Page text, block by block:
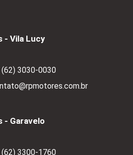
- Vila Lucy
(62) 3030-0030
- Garavelo
(62) 3300-1760